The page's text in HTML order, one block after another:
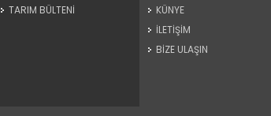
TARIM BÜLTENİ
KÜNYE
İLETİŞİM
BİZE ULAŞIN